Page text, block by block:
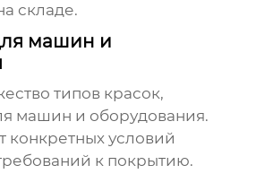
складе.
машин и
типов красок,
машин и оборудования.
конкретных условий
к покрытию.